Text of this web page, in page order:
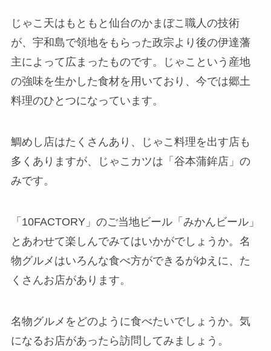
じゃこ天はもともと仙台のかまぼこ職人の技術
が、宇和島で領地をもらった政宗より後の伊達藩
主によって広まったものです。じゃこという産地
の強味を生かした食材を用いており、今では郷土
料理のひとつになっています。
鯛めし店はたくさんあり、じゃこ料理を出す店も
多くありますが、じゃこカツは「谷本蒲鉾店」の
みです。
「10FACTORY」のご当地ビール「みかんビール」
とあわせて楽しんでみてはいかがでしょうか。名
物グルメはいろんな食べ方ができるがゆえに、た
くさんお店があります。
名物グルメをどのように食べたいでしょうか。気
になるお店があったら訪問してみましょう。